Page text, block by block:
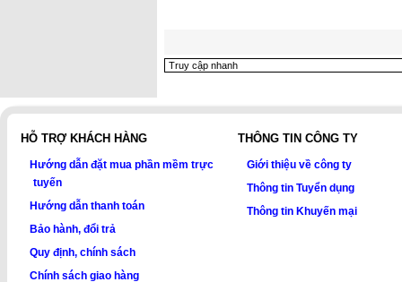
HỖ TRỢ KHÁCH HÀNG
Hướng dẫn đặt mua phần mềm trực
tuyến
Hướng dẫn thanh toán
Bảo hành, đổi trả
Quy định, chính sách
Chính sách giao hàng
THÔNG TIN CÔNG TY
Giới thiệu về công ty
Thông tin Tuyển dụng
Thông tin Khuyến mại